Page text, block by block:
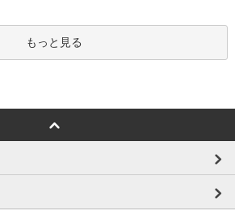
もっと見る